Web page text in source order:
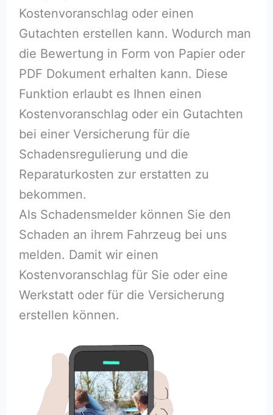
Kostenvoranschlag oder einen
Gutachten erstellen kann. Wodurch man
die Bewertung in Form von Papier oder
PDF Dokument erhalten kann. Diese
Funktion erlaubt es Ihnen einen
Kostenvoranschlag oder ein Gutachten
bei einer Versicherung für die
Schadensregulierung und die
Reparaturkosten zur erstatten zu
bekommen.
Als Schadensmelder können Sie den
Schaden an ihrem Fahrzeug bei uns
melden. Damit wir einen
Kostenvoranschlag für Sie oder eine
Werkstatt oder für die Versicherung
erstellen können.